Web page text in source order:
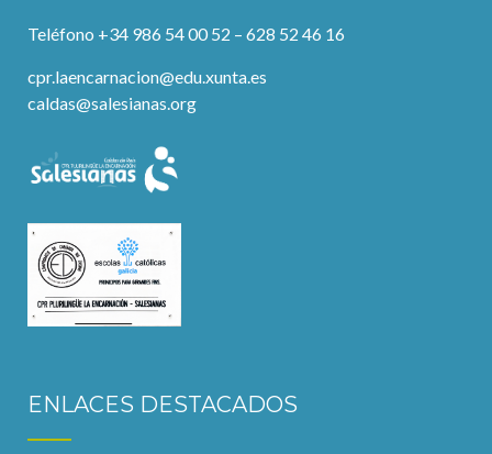
Teléfono +34 986 54 00 52 – 628 52 46 16
cpr.laencarnacion@edu.xunta.es
caldas@salesianas.org
ENLACES DESTACADOS